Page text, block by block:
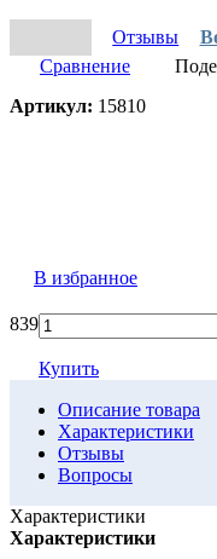
Отзывы
Сравнение
Артикул: 15810
В избранное
Характеристики
Характеристики
839
Купить
Описание товара
Характеристики
Отзывы
Вопросы